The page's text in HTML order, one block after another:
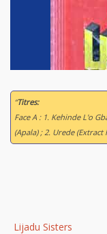
“Titres:
Face A : 1. Kehinde L'o
(Apala) ; 2. Urede (Extract
Lijadu Sisters